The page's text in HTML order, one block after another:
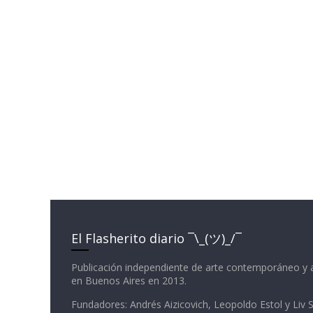
El Flasherito diario ¯\_(ツ)_/¯
Publicación independiente de arte contemporáneo y
en Buenos Aires en 2013.
Fundadores: Andrés Aizicovich, Leopoldo Estol y Liv